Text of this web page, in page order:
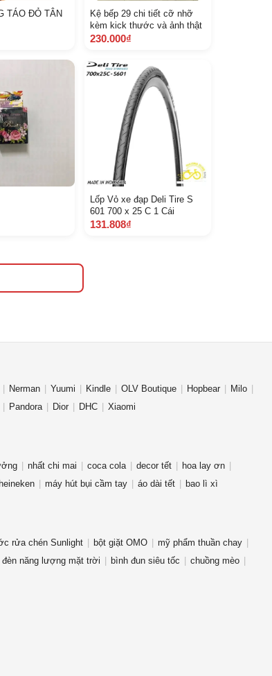
TÁO ĐỎ TÂN
Kệ bếp 29 chi tiết cỡ nhỡ
kèm kick thước và ảnh thật
230.000₫
Lốp Vỏ xe đạp Deli Tire S
601 700 x 25 C 1 Cái
131.808₫
Nerman Yuumi Kindle OLV Boutique Hopbear
Milo
Pandora Dior DHC Xiaomi
nhất chi mai coca cola decor tết
hoa lay ơn
máy hút bụi cầm tay áo dài tết bao lì xì
rửa chén Sunlight bột giặt OMO
mỹ phẩm thuần chay
đèn năng lượng mặt trời bình đun siêu tốc
chuồng mèo